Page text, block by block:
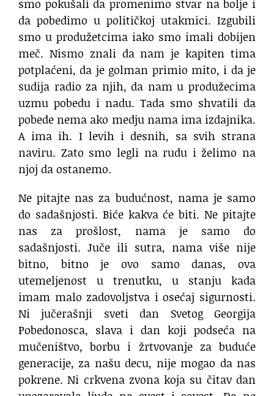
smo pokušali da promenimo stvar na bolje i
da pobedimo u političkoj utakmici. Izgubili
smo u produžetcima iako smo imali dobijen
meč. Nismo znali da nam je kapiten tima
potplaćeni, da je golman primio mito, i da je
sudija radio za njih, da nam u produžecima
uzmu pobedu i nadu. Tada smo shvatili da
pobede nema ako medju nama ima izdajnika.
A ima ih. I levih i desnih, sa svih strana
naviru. Zato smo legli na rudu i želimo na
njoj da ostanemo.
Ne pitajte nas za budućnost, nama je samo
do sadašnjosti. Biće kakva će biti. Ne pitajte
nas za prošlost, nama je samo do
sadašnjosti. Juče ili sutra, nama više nije
bitno, bitno je ovo samo danas, ova
utemeljenost u trenutku, u stanju kada
imam malo zadovoljstva i osećaj sigurnosti.
Ni jučerašnji sveti dan Svetog Georgija
Pobedonosca, slava i dan koji podseća na
mučeništvo, borbu i žrtvovanje za buduće
generacije, za našu decu, nije mogao da nas
pokrene. Ni crkvena zvona koja su čitav dan